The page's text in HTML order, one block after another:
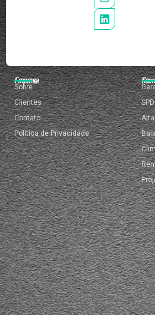
Empresa
Sobre
Clientes
Contato
Política de Privacidade